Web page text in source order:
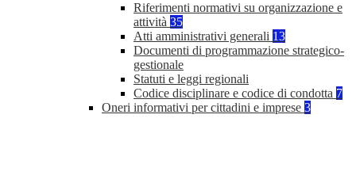
Riferimenti normativi su organizzazione e
attività 35
Atti amministrativi generali 13
Documenti di programmazione strategico-
gestionale
Statuti e leggi regionali
Codice disciplinare e codice di condotta 7
Oneri informativi per cittadini e imprese 3